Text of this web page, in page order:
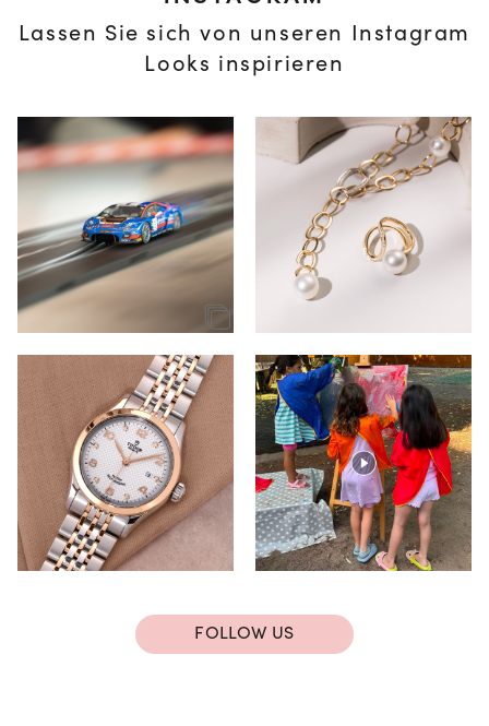
Lassen Sie sich von unseren Instagram
Looks inspirieren
FOLLOW US